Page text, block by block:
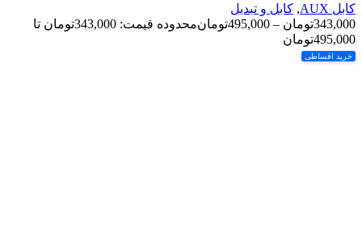
کابل AUX , کابل و تبدیل
343,000تومان –
495,000تومان
محدوده قیمت: 343,000تومان تا
495,000تومان
خرید اقساطی